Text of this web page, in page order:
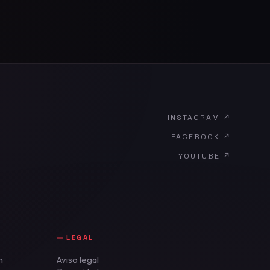
INSTAGRAM
↗
FACEBOOK
↗
YOUTUBE
↗
LEGAL
Aviso legal